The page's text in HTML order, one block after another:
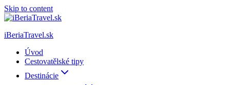
Skip to content
iBeriaTravel.sk
Úvod
Cestovatělské tipy
Destinácie